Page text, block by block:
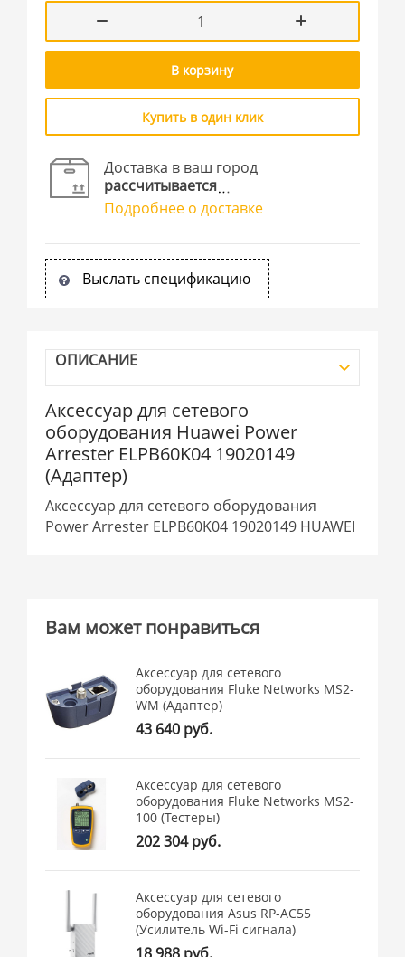
В корзину
Купить в один клик
Доставка в ваш город
рассчитывается
Подробнее о доставке
Выслать спецификацию
ОПИСАНИЕ
Аксессуар для сетевого
оборудования Huawei Power
Arrester ELPB60K04 19020149
(Адаптер)
Аксессуар для сетевого оборудования
Power Arrester ELPB60K04 19020149 HUAWEI
Вам может понравиться
Аксессуар для сетевого
оборудования Fluke Networks MS2-
WM (Адаптер)
43 640 руб.
Аксессуар для сетевого
оборудования Fluke Networks MS2-
100 (Тестеры)
202 304 руб.
Аксессуар для сетевого
оборудования Asus RP-AC55
(Усилитель Wi-Fi сигнала)
18 988 руб.